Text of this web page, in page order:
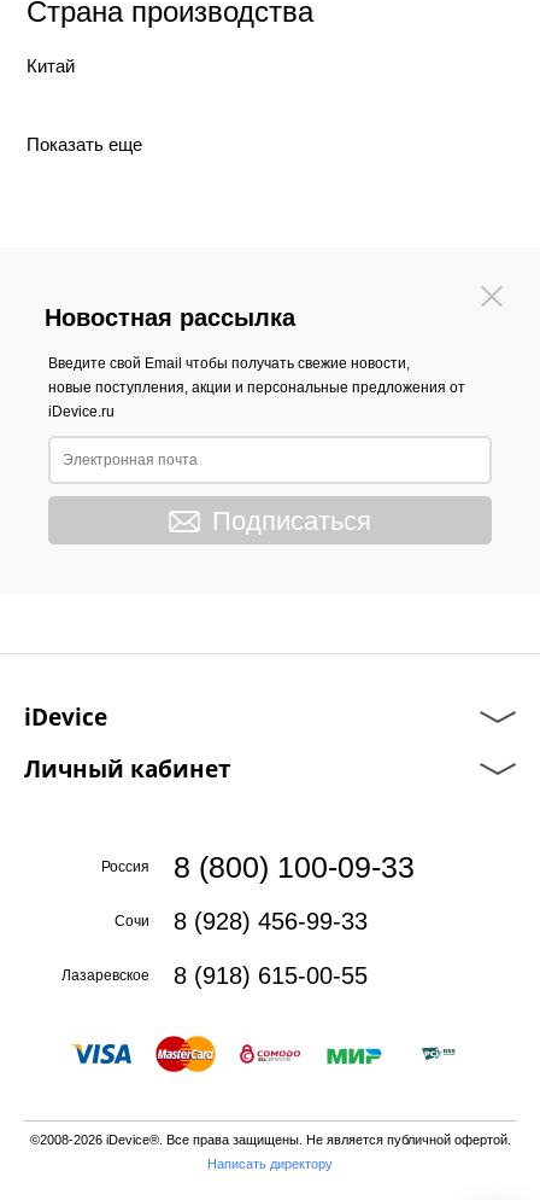
Страна производства
Китай
Показать еще
Новостная рассылка
Введите свой Email чтобы получать свежие новости,
новые поступления, акции и персональные предложения от
iDevice.ru
Подписаться
iDevice
Личный кабинет
Россия 8 (800) 100-09-33
Сочи 8 (928) 456-99-33
Лазаревское 8 (918) 615-00-55
©2008-2026 iDevice®. Все права защищены. Не является публичной офертой.
Написать директору